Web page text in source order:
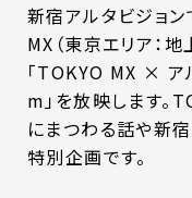
新宿アルタビジョン
MX（東京エリア：
「TOKYO MX ×
m」を放映します。
にまつわる話や新
特別企画です。